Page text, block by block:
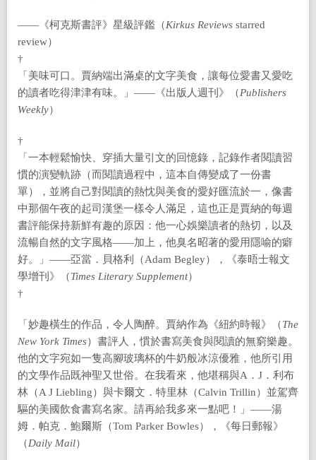
——《柯克斯書評》星級評鑑（Kirkus Reviews starred
review）
†
「美味可口。賈納端出滿桌的文字美食，讓每位愛書又愛吃
的讀者吃得津津有味。」——《出版人週刊》（Publishers
Weekly）
†
「一本輕鬆愉快、穿插大量引文的回憶錄，記錄作者閱讀習
慣的演變軌跡（而閱讀過程中，這本自傳變成了一份書
單），並將自己對閱讀的熱忱與美食的愛好匯流於一，像書
中那個午夜的起司漢堡一樣令人滿足，這也正是賈納的每週
書評能保持新鮮有趣的原因：他一心娛樂讀者的熱切，以及
流暢自然的文字風格——加上，他臭名昭著的愛用隱喻的癖
好。」——亞當．貝格利（Adam Begley），《泰晤士報文
學增刊》（Times Literary Supplement）
†
「妙趣橫生的作品，令人陶醉。賈納作為《紐約時報》（The
New York Times）書評人，慣於書寫美食與閱讀的無窮樂趣。
他的文字宛如一隻高腳玻璃杯的牛奶般冰涼優雅，他所引用
的文學作品既神聖又世俗。在我看來，他堪稱與A．J．利布
林（A J Liebling）與卡爾文．特里林（Calvin Trillin）並駕齊
驅的美國飲食書寫名家。請再給我多來一點吧！」——湯
姆．帕克．鮑爾斯（Tom Parker Bowles），《每日郵報》
（Daily Mail）